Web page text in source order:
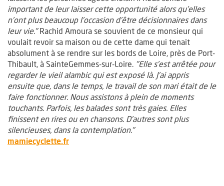
important de leur laisser cette opportunité alors qu’elles
n’ont plus beaucoup l’occasion d’être décisionnaires dans
leur vie."Rachid Amoura se souvient de ce monsieur qui
voulait revoir sa maison ou de cette dame qui tenait
absolument à se rendre sur les bords de Loire, près de Port-
Thibault, à SainteGemmes-sur-Loire. "Elle s’est arrêtée pour
regarder le vieil alambic qui est exposé là. J’ai appris
ensuite que, dans le temps, le travail de son mari était de le
faire fonctionner. Nous assistons à plein de moments
touchants. Parfois, les balades sont très gaies. Elles
finissent en rires ou en chansons. D’autres sont plus
silencieuses, dans la contemplation."
mamiecyclette.fr, Ouvre une nouvelle fenêtre